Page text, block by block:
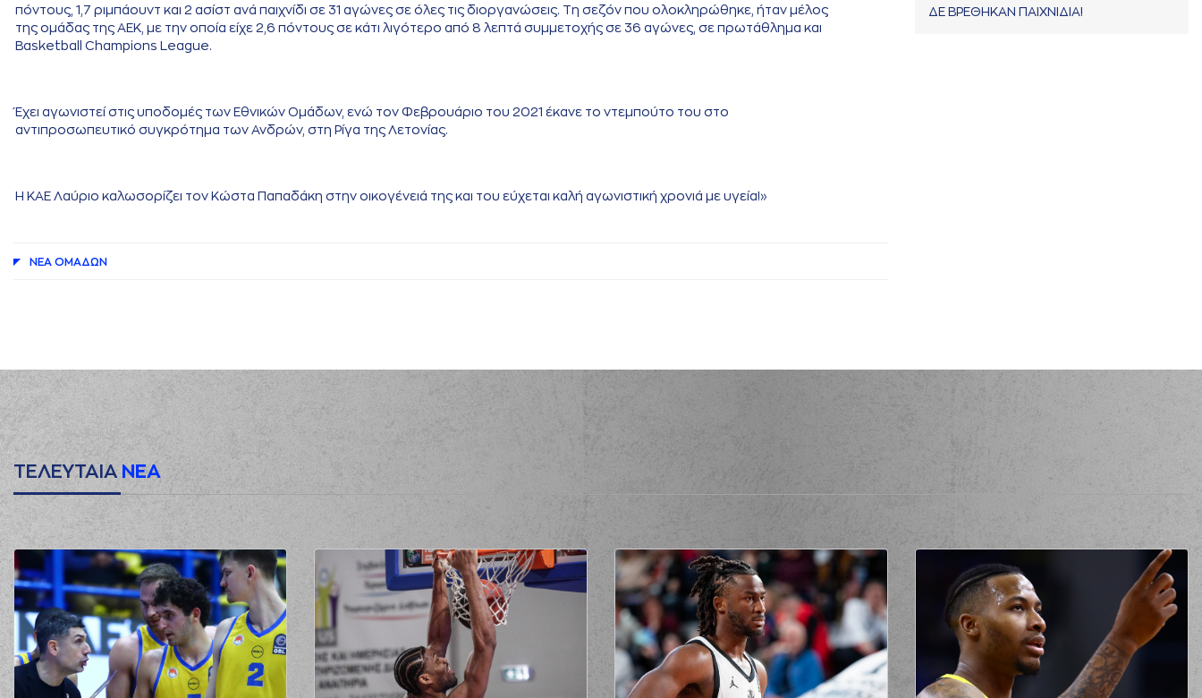
πόντους, 1,7 ριμπάουντ και 2 ασίστ ανά παιχνίδι σε 31 αγώνες σε όλες τις διοργανώσεις. Τη σεζόν που ολοκληρώθηκε, ήταν μέλος
της ομάδας της ΑΕΚ, με την οποία είχε 2,6 πόντους σε κάτι λιγότερο από 8 λεπτά συμμετοχής σε 36 αγώνες, σε πρωτάθλημα και
Basketball Champions League.
Έχει αγωνιστεί στις υποδομές των Εθνικών Ομάδων, ενώ τον Φεβρουάριο του 2021 έκανε το ντεμπούτο του στο
αντιπροσωπευτικό συγκρότημα των Ανδρών, στη Ρίγα της Λετονίας.
Η ΚΑΕ Λαύριο καλωσορίζει τον Κώστα Παπαδάκη στην οικογένειά της και του εύχεται καλή αγωνιστική χρονιά με υγεία!»
ΝΕA ΟΜAΔΩΝ
ΔΕ ΒΡΕΘΗΚΑΝ ΠΑΙΧΝΙΔΙΑ!
ΤΕΛΕΥΤΑΙΑ ΝΕΑ